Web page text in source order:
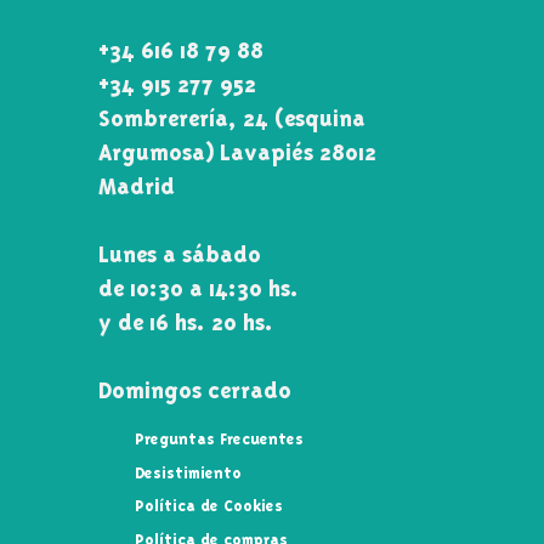
+34 616 18 79 88
+34 915 277 952
Sombrerería, 24 (esquina
Argumosa) Lavapiés 28012
Madrid
Lunes a sábado
de 10:30 a 14:30 hs.
y de 16 hs. 20 hs.
Domingos cerrado
Preguntas Frecuentes
Desistimiento
Política de Cookies
Política de compras